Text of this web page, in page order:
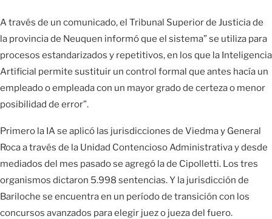
A través de un comunicado, el Tribunal Superior de Justicia de
la provincia de Neuquen informó que el sistema” se utiliza para
procesos estandarizados y repetitivos, en los que la Inteligencia
Artificial permite sustituir un control formal que antes hacía un
empleado o empleada con un mayor grado de certeza o menor
posibilidad de error”.
Primero la IA se aplicó las jurisdicciones de Viedma y General
Roca a través de la Unidad Contencioso Administrativa y desde
mediados del mes pasado se agregó la de Cipolletti. Los tres
organismos dictaron 5.998 sentencias. Y la jurisdicción de
Bariloche se encuentra en un período de transición con los
concursos avanzados para elegir juez o jueza del fuero.